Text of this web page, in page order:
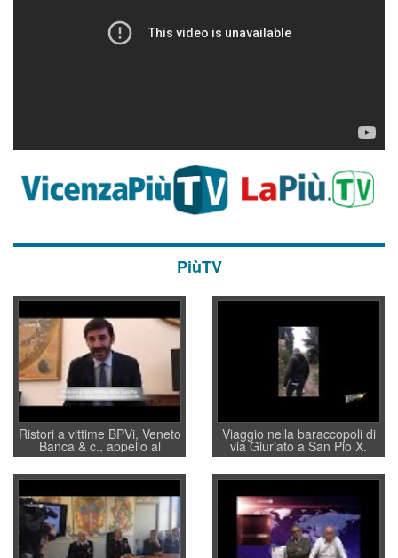
PiùTV
Ristori a vittime BPVi, Veneto
Banca & c., appello al
sottosegretario Alessio
Villarosa: per mettere ordine
convochi con Di Maio CNCU
a supporto della cabina di
regia al Mef
Viaggio nella baraccopoli di
via Giuriato a San Pio X.
Vicenza ai Vicentini: “faremo
un regalo di Natale ai
residenti”